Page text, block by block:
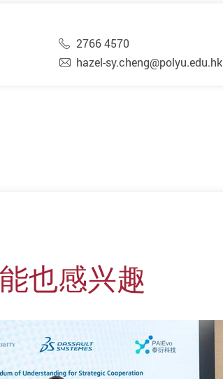
2766 4570
hazel-sy.cheng@polyu.edu.hk
也感兴趣